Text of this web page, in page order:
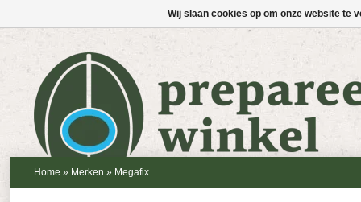
Home » Merken » Megafix
Wij slaan cookies op om onze website te